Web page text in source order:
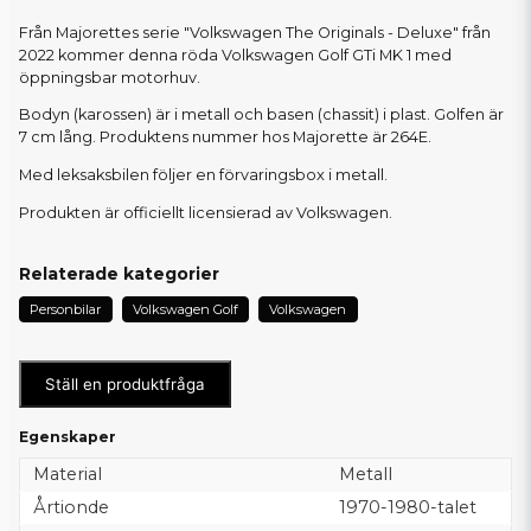
Från Majorettes serie "Volkswagen The Originals - Deluxe" från
2022 kommer denna röda Volkswagen Golf GTi MK 1 med
öppningsbar motorhuv.
Bodyn (karossen) är i metall och basen (chassit) i plast. Golfen är
7 cm lång. Produktens nummer hos Majorette är 264E.
Med leksaksbilen följer en förvaringsbox i metall.
Produkten är officiellt licensierad av Volkswagen.
Relaterade kategorier
Personbilar Volkswagen Golf Volkswagen
Ställ en produktfråga
Egenskaper
Material
Metall
Årtionde
1970-1980-talet